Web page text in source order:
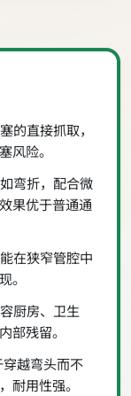
的直接抓取，
风险。
弯折，配合微
果优于普通通
在狭窄管腔中
。
厨房、卫生
部残留。
越弯头而不
耐用性强。